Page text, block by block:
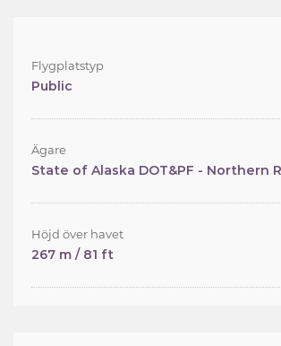
Flygplatstyp
Public
Ägare
State of Alaska DOT&PF - Northern
Höjd över havet
267 m / 81 ft